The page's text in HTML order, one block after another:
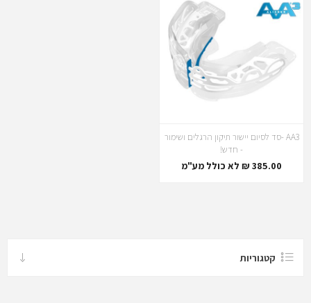
AA3 -סד לסיום יישור תיקון הרגלים ושימור
- חדש!
385.00 ₪ לא כולל מע"מ
קטגוריות